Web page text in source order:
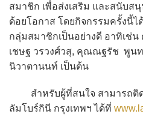
สมาชิก เพื่อส่งเสริม และสนับส
ด้อยโอกาส โดยกิจกรรมครั้งนี้
กลุ่มสมาชิกเป็นอย่างดี อาทิเช่
เชษฐ วรวงศ์วสุ, คุณณฐรัช พู
นิวาตานนท์ เป็นต้น
สำหรับผู้ที่สนใจ สามารถติด
ลัมโบร์กินี กรุงเทพฯ ได้ที่